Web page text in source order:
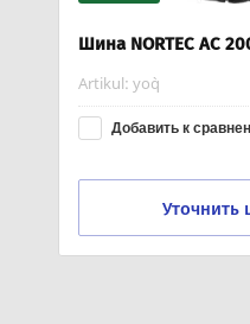
Шина NORTEC TA-03
Artikul: yo`q
Добавить к
Уточнить